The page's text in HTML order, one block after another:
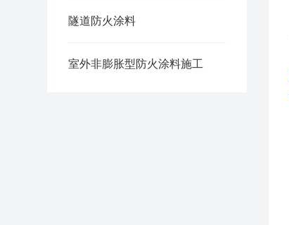
隧道防火涂料
室外非膨胀型防火涂料施工